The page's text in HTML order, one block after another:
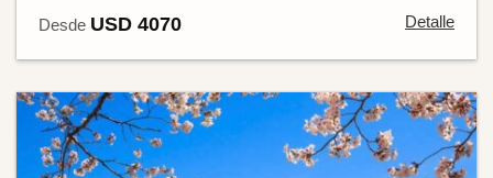
Desde USD 4070 Detalle